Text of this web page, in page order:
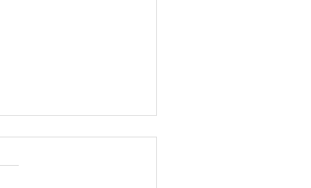
日 大府市
とんレンタルご予約いただ